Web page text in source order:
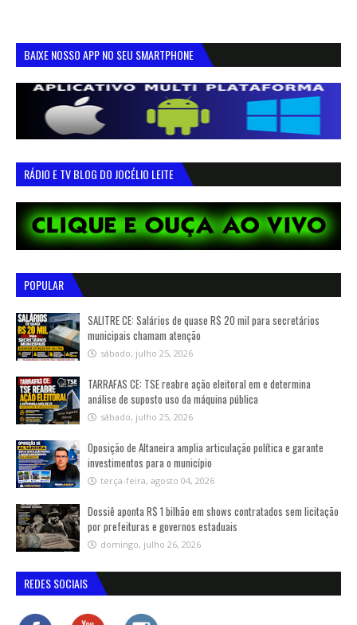
BAIXE NOSSO APP NO SEU SMARTPHONE
RÁDIO E TV BLOG DO JOCÉLIO LEITE
POPULAR
SALITRE CE: Salários de quase R$ 20 mil para secretários
municipais chamam atenção
sábado, julho 25, 2026
TARRAFAS CE: TSE reabre ação eleitoral em e determina
análise de suposto uso da máquina pública
sábado, julho 25, 2026
Oposição de Altaneira amplia articulação política e garante
investimentos para o município
terça-feira, agosto 04, 2026
Dossiê aponta R$ 1 bilhão em shows contratados sem licitação
por prefeituras e governos estaduais
domingo, julho 26, 2026
REDES SOCIAIS